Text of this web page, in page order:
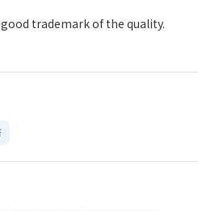
trademark of the quality.